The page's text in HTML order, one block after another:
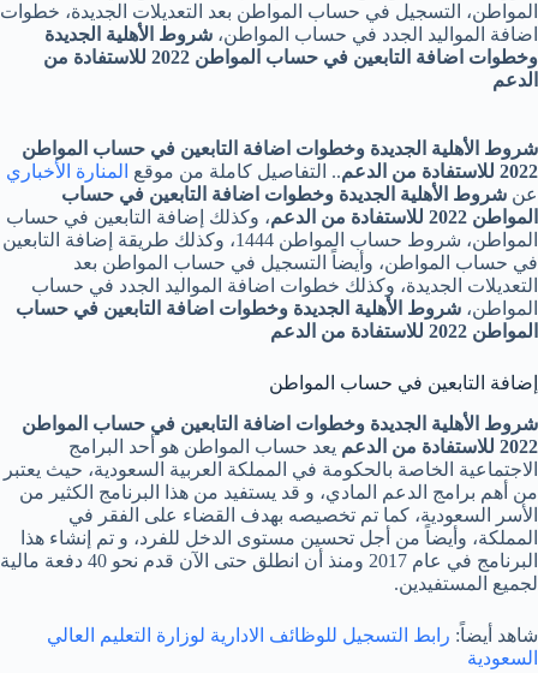
المواطن، التسجيل في حساب المواطن بعد التعديلات الجديدة، خطوات
اضافة المواليد الجدد في حساب المواطن، شروط الأهلية الجديدة
وخطوات اضافة التابعين في حساب المواطن 2022 للاستفادة من
الدعم
شروط الأهلية الجديدة وخطوات اضافة التابعين في حساب المواطن
2022 للاستفادة من الدعم
.. التفاصيل كاملة من موقع المنارة الأخباري
عن شروط الأهلية الجديدة وخطوات اضافة التابعين في حساب
المواطن 2022 للاستفادة من الدعم
، وكذلك إضافة التابعين في حساب
المواطن، شروط حساب المواطن 1444، وكذلك طريقة إضافة التابعين
في حساب المواطن، وأيضاً التسجيل في حساب المواطن بعد
التعديلات الجديدة، وكذلك خطوات اضافة المواليد الجدد في حساب
المواطن، شروط الأهلية الجديدة وخطوات اضافة التابعين في حساب
المواطن 2022 للاستفادة من الدعم
إضافة التابعين في حساب المواطن
شروط الأهلية الجديدة وخطوات اضافة التابعين في حساب المواطن
2022 للاستفادة من الدعم
يعد حساب المواطن هو أحد البرامج
الاجتماعية الخاصة بالحكومة في المملكة العربية السعودية، حيث يعتبر
من أهم برامج الدعم المادي، و قد يستفيد من هذا البرنامج الكثير من
الأسر السعودية، كما تم تخصيصه بهدف القضاء على الفقر في
المملكة، وأيضاً من أجل تحسين مستوى الدخل للفرد، و تم إنشاء هذا
البرنامج في عام 2017 ومنذ أن انطلق حتى الآن قدم نحو 40 دفعة مالية
لجميع المستفيدين.
شاهد أيضاً: رابط التسجيل للوظائف الادارية لوزارة التعليم العالي
السعودية